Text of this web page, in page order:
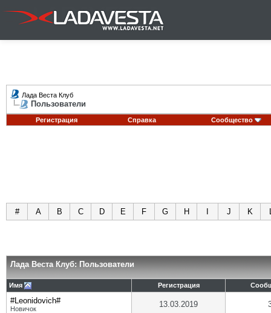
Лада Веста Клуб
Пользователи
Регистрация Справка Сообщество
# A B C D E F G H J K
Лада Веста Клуб: Пользователи
Имя Регистрация
#Leonidovich#
Новичок 13.03.2019